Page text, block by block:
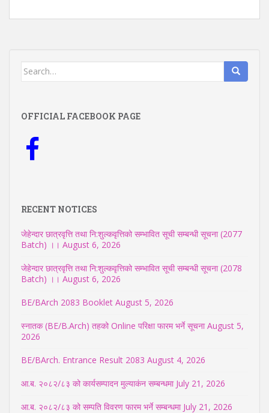
Search
OFFICIAL FACEBOOK PAGE
RECENT NOTICES
जेहेन्दार छात्रवृत्ति तथा नि:शुल्कवृत्तिको सम्भावित सूची सम्बन्धी सूचना (2077
Batch) ।। August 6, 2026
जेहेन्दार छात्रवृत्ति तथा नि:शुल्कवृत्तिको सम्भावित सूची सम्बन्धी सूचना (2078
Batch) ।। August 6, 2026
BE/BArch 2083 Booklet August 5, 2026
स्नातक (BE/B.Arch) तहको Online परिक्षा फारम भर्ने सूचना August 5,
2026
BE/BArch. Entrance Result 2083 August 4, 2026
आ.ब. २०८२/८३ को कार्यसम्पादन मुल्याकंन सम्बन्धमा July 21, 2026
आ.ब. २०८२/८३ को सम्पति विवरण फारम भर्ने सम्बन्धमा July 21, 2026